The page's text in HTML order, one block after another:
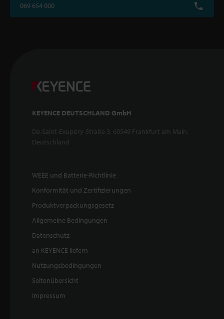
069 654 000
KEYENCE DEUTSCHLAND GmbH
De-Saint-Exupéry-Straße 3, 60549 Frankfurt am Main,
Deutschland
WEEE und Batterie-Richtlinie
Konformität und Zertifizierungen
Produktverpackungsgesetz
Allgemeine Bedingungen
Datenschutz
an KEYENCE liefern
Nutzungsbedingungen
Seitenübersicht
Impressum